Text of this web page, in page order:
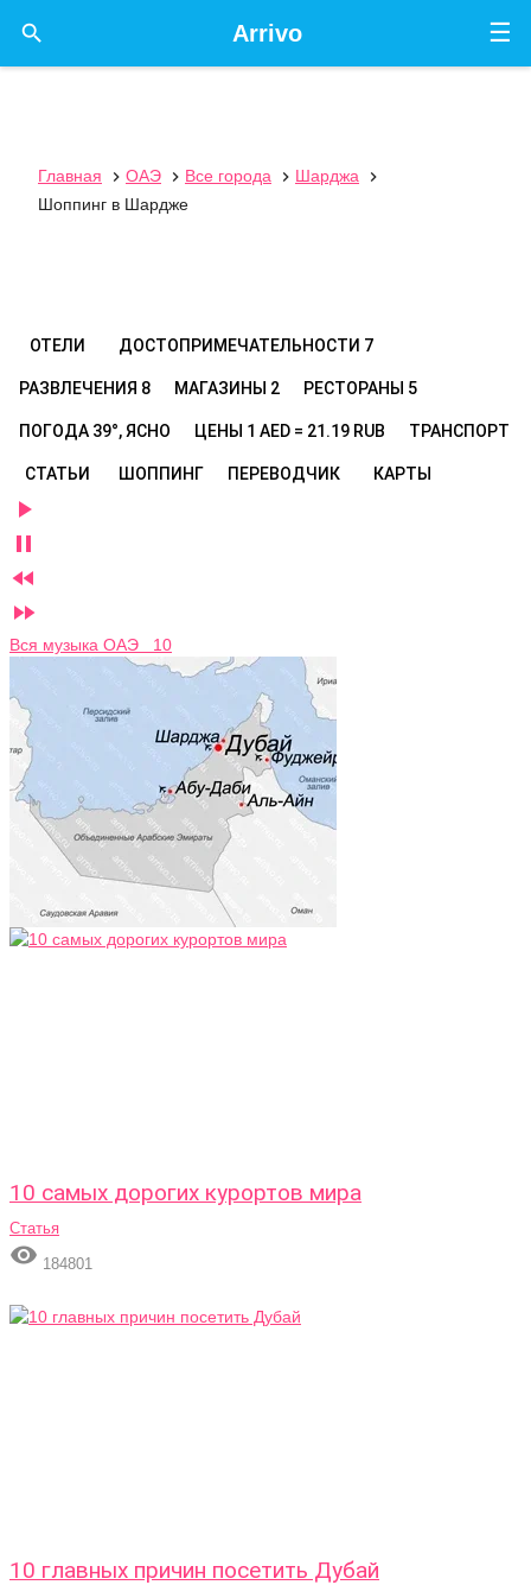
☰
Arrivo

Главная  ОАЭ  Все города  Шарджа

Шоппинг в Шардже
ОТЕЛИ ДОСТОПРИМЕЧАТЕЛЬНОСТИ 7
РАЗВЛЕЧЕНИЯ 8 МАГАЗИНЫ 2 РЕСТОРАНЫ 5
ПОГОДА 39°, ЯСНО ЦЕНЫ 1 AED = 21.19 RUB ТРАНСПОРТ
СТАТЬИ ШОППИНГ ПЕРЕВОДЧИК КАРТЫ




Вся музыка ОАЭ 10
10 самых дорогих курортов мира
Статья
 184801
10 главных причин посетить Дубай